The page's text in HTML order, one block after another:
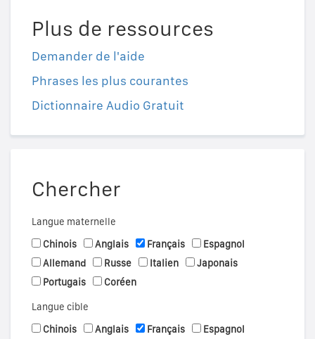
Plus de ressources
Demander de l'aide
Phrases les plus courantes
Dictionnaire Audio Gratuit
Chercher
Langue maternelle
Chinois
Anglais Français
Espagnol
Allemand
Russe Italien
Japonais
Portugais
Coréen
Langue cible
Chinois
Anglais Français
Espagnol